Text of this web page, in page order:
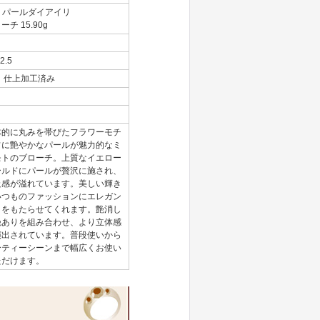
ールダイアイリ
チ 15.90g
上加工済み
に丸みを帯びたフラワーモチ
艶やかなパールが魅力的なミ
のブローチ。上質なイエロー
ドにパールが贅沢に施され、
が溢れています。美しい輝き
ものファッションにエレガン
もたらせてくれます。艶消し
りを組み合わせ、より立体感
されています。普段使いから
ィーシーンまで幅広くお使い
けます。